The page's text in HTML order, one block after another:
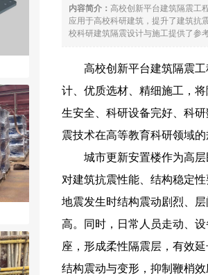
内容简介： 高校创新平台建筑隔震工
应用于高校科研建筑，提升了建筑抗
校科研建筑隔震设计与施工提供了参
高校创新平台建筑隔震
计、优质选材、精细施工，
生安全、科研设备完好、科
震技术在高等教育科研领域的
城市更新安置楼作为高
对建筑抗震性能、结构稳定
地震发生时结构震动剧烈、
高。同时，日常人员走动、
座，形成柔性隔震层，有效
结构震动与变形，抑制鞭梢